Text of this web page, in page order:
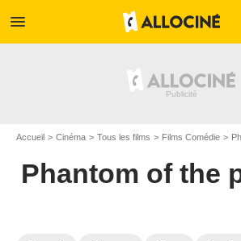
menu
Accueil Cinéma Tous les films Films Comédie
Phantom of the